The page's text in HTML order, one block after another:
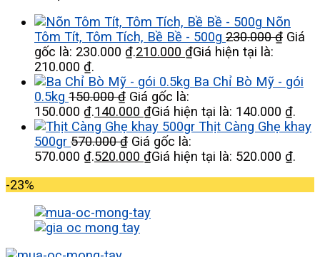
Nõn
Tôm Tít, Tôm Tích, Bề Bề - 500g 230.000₫ Giá
gốc là: 230.000 ₫.210.000 ₫Giá hiện tại là:
210.000 ₫.
Ba Chỉ Bò Mỹ - gói
0.5kg 150.000₫ Giá gốc là:
150.000 ₫.140.000 ₫Giá hiện tại là: 140.000 ₫.
Thịt Càng Ghẹ khay
500gr 570.000₫ Giá gốc là:
570.000 ₫.520.000 ₫Giá hiện tại là: 520.000 ₫.
-23%